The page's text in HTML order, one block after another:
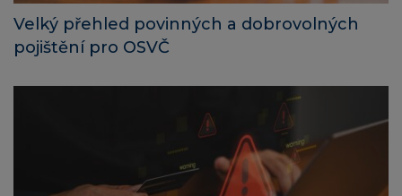
Velký přehled povinných a dobrovolných
pojištění pro OSVČ